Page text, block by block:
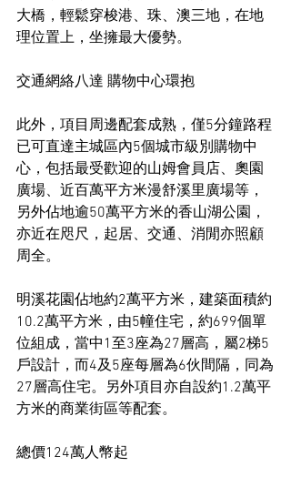
大橋，輕鬆穿梭港、珠、澳三地，在地
理位置上，坐擁最大優勢。
交通網絡八達 購物中心環抱
此外，項目周邊配套成熟，僅5分鐘路程
已可直達主城區內5個城市級別購物中
心，包括最受歡迎的山姆會員店、奧園
廣場、近百萬平方米漫舒溪里廣場等，
另外佔地逾50萬平方米的香山湖公園，
亦近在咫尺，起居、交通、消閒亦照顧
周全。
明溪花園佔地約2萬平方米，建築面積約
10.2萬平方米，由5幢住宅，約699個單
位組成，當中1至3座為27層高，屬2梯5
戶設計，而4及5座每層為6伙間隔，同為
27層高住宅。另外項目亦自設約1.2萬平
方米的商業街區等配套。
總價124萬人幣起